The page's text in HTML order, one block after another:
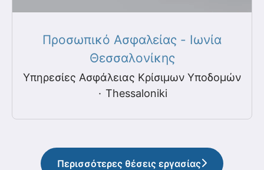
Προσωπικό Ασφαλείας - Ιωνία
Θεσσαλονίκης
Υπηρεσίες Ασφάλειας Κρίσιμων Υποδομών
· Thessaloniki
Περισσότερες θέσεις εργασίας